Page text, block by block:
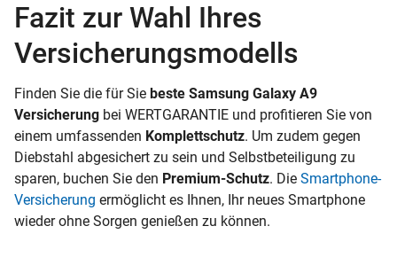
Fazit zur Wahl Ihres
Versicherungsmodells
Finden Sie die für Sie beste Samsung Galaxy A9
Versicherung bei WERTGARANTIE und profitieren Sie von
einem umfassenden Komplettschutz. Um zudem gegen
Diebstahl abgesichert zu sein und Selbstbeteiligung zu
sparen, buchen Sie den Premium-Schutz. Die Smartphone-
Versicherung ermöglicht es Ihnen, Ihr neues Smartphone
wieder ohne Sorgen genießen zu können.